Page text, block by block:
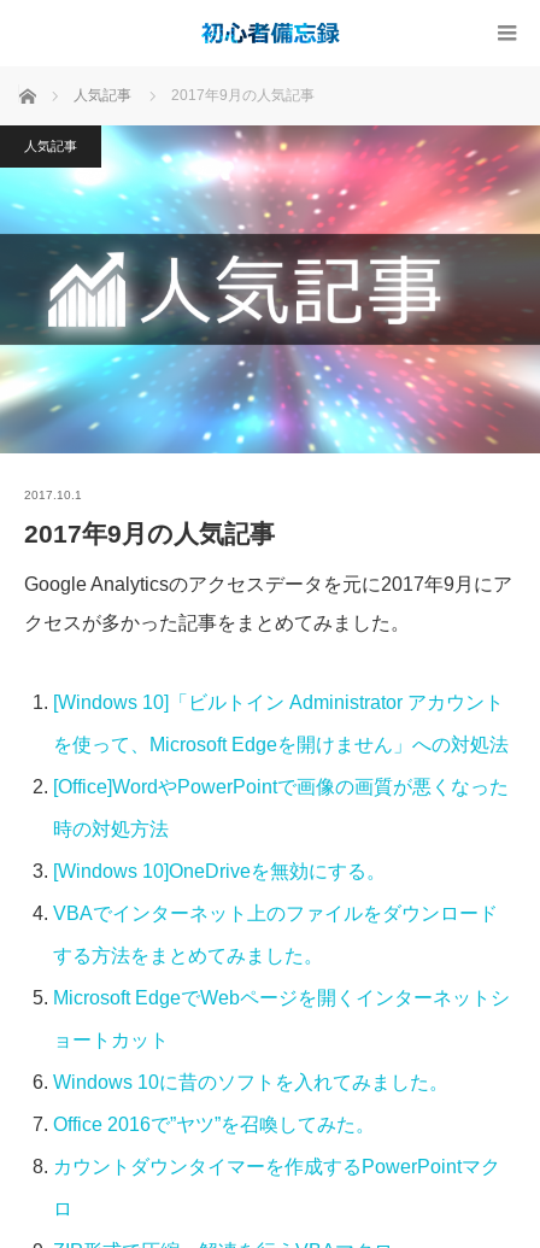
ホーム 人気記事 2017年9月の人気記事
人気記事
2017.10.1
2017年9月の人気記事
Google Analyticsのアクセスデータを元に2017年9月にア
クセスが多かった記事をまとめてみました。
[Windows 10]「ビルトイン Administrator アカウント
を使って、Microsoft Edgeを開けません」への対処法
[Office]WordやPowerPointで画像の画質が悪くなった
時の対処方法
[Windows 10]OneDriveを無効にする。
VBAでインターネット上のファイルをダウンロード
する方法をまとめてみました。
Microsoft EdgeでWebページを開くインターネットシ
ョートカット
Windows 10に昔のソフトを入れてみました。
Office 2016で”ヤツ”を召喚してみた。
カウントダウンタイマーを作成するPowerPointマク
ロ